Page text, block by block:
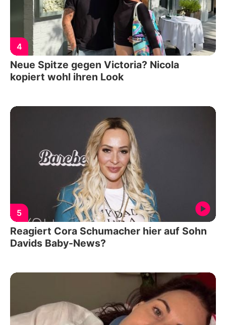
4
Neue Spitze gegen Victoria? Nicola
kopiert wohl ihren Look
5
Reagiert Cora Schumacher hier auf Sohn
Davids Baby-News?